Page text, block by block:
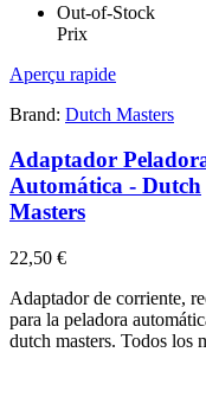
Out-of-Stock
Prix
Aperçu rapide
Brand: Dutch Masters
Adaptador
Automática - Dutch
Masters
22,50 €
Adaptador de corriente,
para la peladora
dutch masters. Todos los